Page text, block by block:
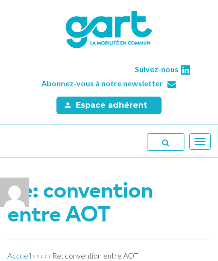
Suivez-nous
Abonnez-vous à notre newsletter
Espace adhérent
Re: convention
entre AOT
Accueil › › › › › Re: convention entre AOT